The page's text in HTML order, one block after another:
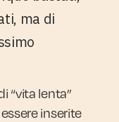
ma di
“vita lenta”
inserite